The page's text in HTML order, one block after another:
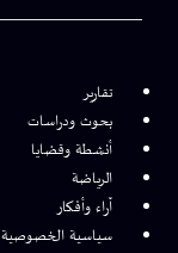
تقارير
بحوث ودراسات
أنشطة وقضايا
الرياضة
آراء وأفكار
سياسية الخصوصية